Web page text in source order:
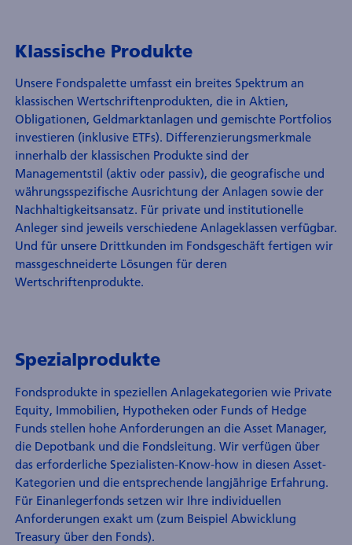
Klassische Produkte
Unsere Fondspalette umfasst ein breites Spektrum an
klassischen Wertschriftenprodukten, die in Aktien,
Obligationen, Geldmarktanlagen und gemischte Portfolios
investieren (inklusive ETFs). Differenzierungsmerkmale
innerhalb der klassischen Produkte sind der
Managementstil (aktiv oder passiv), die geografische und
währungsspezifische Ausrichtung der Anlagen sowie der
Nachhaltigkeitsansatz. Für private und institutionelle
Anleger sind jeweils verschiedene Anlageklassen verfügbar.
Und für unsere Drittkunden im Fondsgeschäft fertigen wir
massgeschneiderte Lösungen für deren
Wertschriftenprodukte.
Spezialprodukte
Fondsprodukte in speziellen Anlagekategorien wie Private
Equity, Immobilien, Hypotheken oder Funds of Hedge
Funds stellen hohe Anforderungen an die Asset Manager,
die Depotbank und die Fondsleitung. Wir verfügen über
das erforderliche Spezialisten-Know-how in diesen Asset-
Kategorien und die entsprechende langjährige Erfahrung.
Für Einanlegerfonds setzen wir Ihre individuellen
Anforderungen exakt um (zum Beispiel Abwicklung
Treasury über den Fonds).